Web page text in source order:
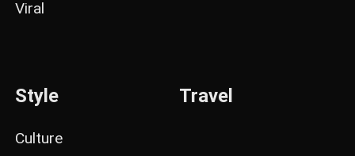
Viral
Style
Culture
Travel